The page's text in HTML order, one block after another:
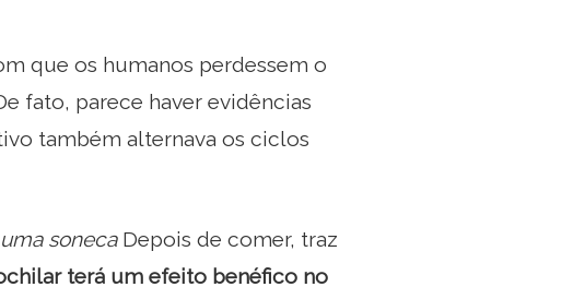
que os humanos perdessem o
fato, parece haver evidências
também alternava os ciclos
sonecaDepois de comer, traz
terá um efeito benéfico no